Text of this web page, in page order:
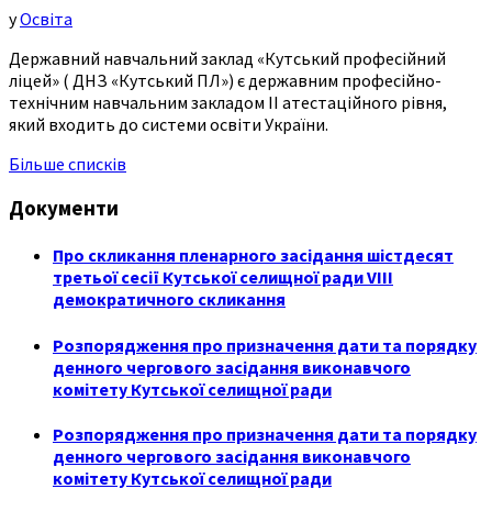
уОсвіта
Державний навчальний заклад «Кутський професійний
ліцей» ( ДНЗ «Кутський ПЛ») є державним професійно-
технічним навчальним закладом ІІ атестаційного рівня,
який входить до системи освіти України.
Більше списків
Документи
Про скликання пленарного засідання шістдесят
третьої сесії Кутської селищної ради VIII
демократичного скликання
Розпорядження про призначення дати та порядку
денного чергового засідання виконавчого
комітету Кутської селищної ради
Розпорядження про призначення дати та порядку
денного чергового засідання виконавчого
комітету Кутської селищної ради